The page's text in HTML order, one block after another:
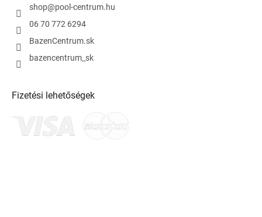
shop@pool-centrum.hu
06 70 772 6294
BazenCentrum.sk
bazencentrum_sk
Fizetési lehetőségek